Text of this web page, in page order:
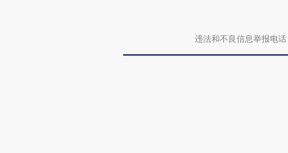
违法和不良信息举报电